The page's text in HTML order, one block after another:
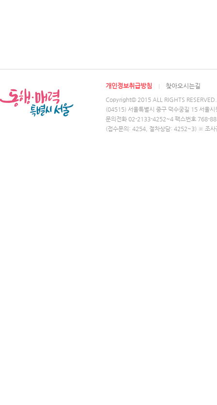
개인정보취급방침 찾아오시는길
Copyright© 2015 ALL RIGHTS RESERVED.
(04515) 서울특별시 중구 덕수궁길 15 서울
문의전화 02-2133-4252~4 팩스번호 768-
(접수문의: 4254, 절차상담: 4252~3) ※ 조사